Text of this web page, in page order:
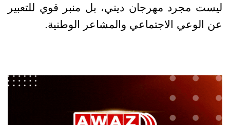
ليست مجرد مهرجان ديني، بل منبر قوي للتعبير
عن الوعي الاجتماعي والمشاعر الوطنية.